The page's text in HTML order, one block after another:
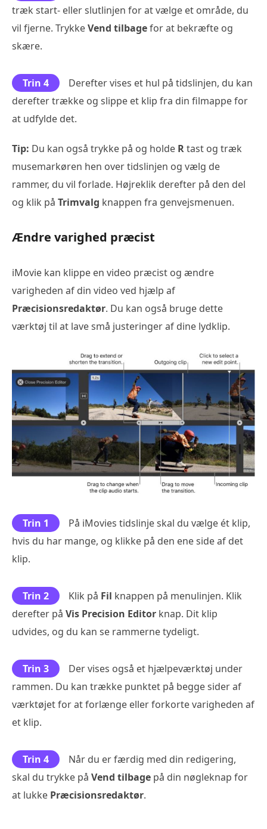
træk start- eller slutlinjen for at vælge et område, du
vil fjerne. TrykkeVend tilbagefor at bekræfte og
skære.
Trin 4
Derefter vises et hul på tidslinjen, du kan
derefter trække og slippe et klip fra din filmappe for
at udfylde det.
Tip: Du kan også trykke på og holde Rtast og træk
musemarkøren hen over tidslinjen og vælg de
rammer, du vil forlade. Højreklik derefter på den del
og klik på Trimvalg knappen fra genvejsmenuen.
Ændre varighed præcist
iMovie kan klippe en video præcist og ændre
varigheden af din video ved hjælp af
Præcisionsredaktør. Du kan også bruge dette
værktøj til at lave små justeringer af dine lydklip.
Trin 1
På iMovies tidslinje skal du vælge ét klip,
hvis du har mange, og klikke på den ene side af det
klip.
Trin 2 Klik på Fil knappen på menulinjen. Klik
derefter på Vis Precision Editor knap. Dit klip
udvides, og du kan se rammerne tydeligt.
Trin 3
Der vises også et hjælpeværktøj under
rammen. Du kan trække punktet på begge sider af
værktøjet for at forlænge eller forkorte varigheden af
et klip.
Trin 4
Når du er færdig med din redigering,
skal du trykke på Vend tilbage på din nøgleknap for
at lukke Præcisionsredaktør.